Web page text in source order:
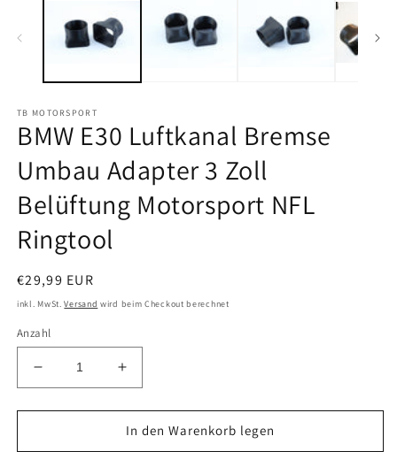
TB MOTORSPORT
BMW E30 Luftkanal Bremse
Umbau Adapter 3 Zoll
Belüftung Motorsport NFL
Ringtool
Normaler
Preis
€29,99 EUR
inkl. MwSt.Versand wird beim Checkout berechnet
Anzahl
Verringere
die
Menge
BMW
Erhöhe
die
Menge
für
BMW
In den Warenkorb legen